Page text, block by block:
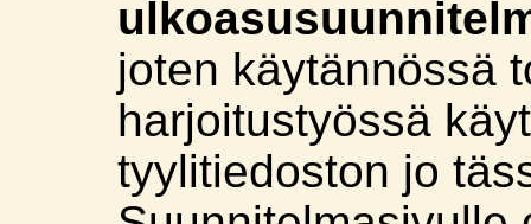
joten käytännössä
harjoitustyössä
tyylitiedoston jo